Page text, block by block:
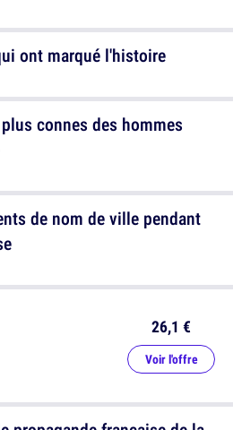
ont marqué l'histoire
de nom de ville pendant
connes des hommes
26,1 €
Voir l'offre